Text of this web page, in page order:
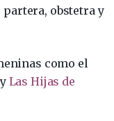
partera, obstetra y
como el
y Las Hijas de